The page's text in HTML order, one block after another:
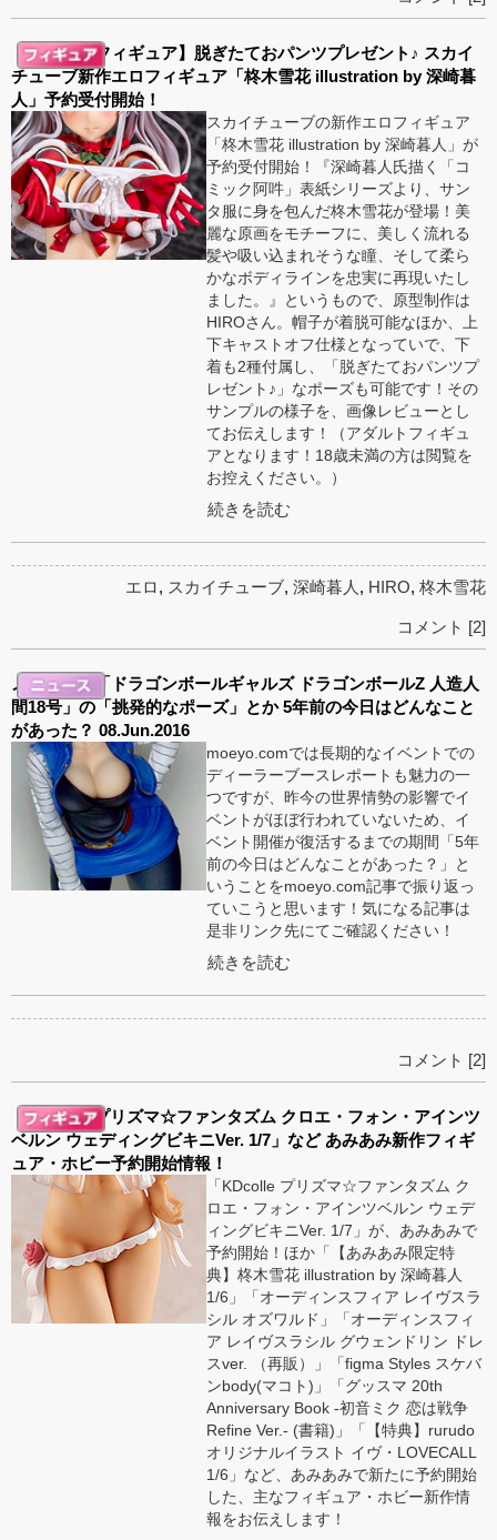
【アダルトフィギュア】脱ぎたておパンツプレゼント♪ スカイ
チューブ新作エロフィギュア「柊木雪花 illustration by 深崎暮
人」予約受付開始！
スカイチューブの新作エロフィギュア
「柊木雪花 illustration by 深崎暮人」が
予約受付開始！『深崎暮人氏描く「コ
ミック阿吽」表紙シリーズより、サン
タ服に身を包んだ柊木雪花が登場！美
麗な原画をモチーフに、美しく流れる
髪や吸い込まれそうな瞳、そして柔ら
かなボディラインを忠実に再現いたし
ました。』というもので、原型制作は
HIROさん。帽子が着脱可能なほか、上
下キャストオフ仕様となっていで、下
着も2種付属し、「脱ぎたておパンツプ
レゼント♪」なポーズも可能です！その
サンプルの様子を、画像レビューとし
てお伝えします！（アダルトフィギュ
アとなります！18歳未満の方は閲覧を
お控えください。）
続きを読む
エロ, スカイチューブ, 深崎暮人 , HIRO, 柊木雪花
コメント [2]
メガハウス「ドラゴンボールギャルズ ドラゴンボールZ 人造人
間18号」の「挑発的なポーズ」とか 5年前の今日はどんなこと
があった？ 08.Jun.2016
moeyo.comでは長期的なイベントでの
ディーラーブースレポートも魅力の一
つですが、昨今の世界情勢の影響でイ
ベントがほぼ行われていないため、イ
ベント開催が復活するまでの期間「5年
前の今日はどんなことがあった？」と
いうことをmoeyo.com記事で振り返っ
ていこうと思います！気になる記事は
是非リンク先にてご確認ください！
続きを読む
コメント [2]
「KDcolle プリズマ☆ファンタズム クロエ・フォン・アインツ
ベルン ウェディングビキニVer. 1/7」など あみあみ新作フィギ
ュア・ホビー予約開始情報！
「KDcolle プリズマ☆ファンタズム ク
ロエ・フォン・アインツベルン ウェデ
ィングビキニVer. 1/7」が、あみあみで
予約開始！ほか「【あみあみ限定特
典】柊木雪花 illustration by 深崎暮人
1/6」「オーディンスフィア レイヴスラ
シル オズワルド」「オーディンスフィ
ア レイヴスラシル グウェンドリン ドレ
スver. （再販）」「figma Styles スケバ
ンbody(マコト)」「グッスマ 20th
Anniversary Book -初音ミク 恋は戦争
Refine Ver.- (書籍)」「【特典】rurudo
オリジナルイラスト イヴ・LOVECALL
1/6」など、あみあみで新たに予約開始
した、主なフィギュア・ホビー新作情
報をお伝えします！